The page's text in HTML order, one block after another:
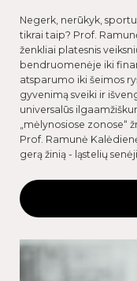
Negerk, nerūkyk,
tikrai taip? Prof.
ženkliai platesnis
bendruomenėje iki
atsparumo iki šeimos
gyvenimą sveiki ir
universalūs
„mėlynosiose zonose“
Prof. Ramunė
gerą žinią - ląstelių